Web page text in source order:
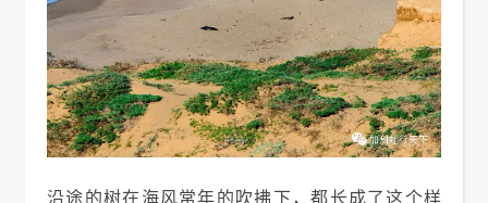
沿途的树在海风常年的吹拂下，都长成了这个样